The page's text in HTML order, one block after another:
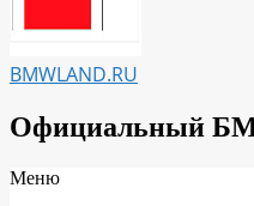
BMWLAND.RU
Официальный
Вторичное
Меню